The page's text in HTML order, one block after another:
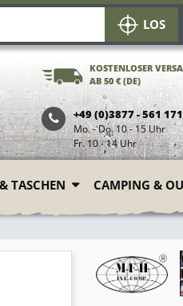
LOS
KOSTENLOSER
AB 50 € (DE)
+49 (0)3877 - 561 171
Mo. - Do. 10 - 15 Uhr
Fr. 10 - 14 Uhr
TASCHEN CAMPING &